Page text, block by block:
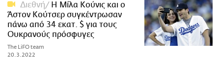
Διεθνή
Η Μίλα Κούνις και ο
Άστον Κούτσερ συγκέντρωσαν
πάνω από 34 εκατ. $ για τους
Ουκρανούς πρόσφυγες
The LiFO team
20.3.2022